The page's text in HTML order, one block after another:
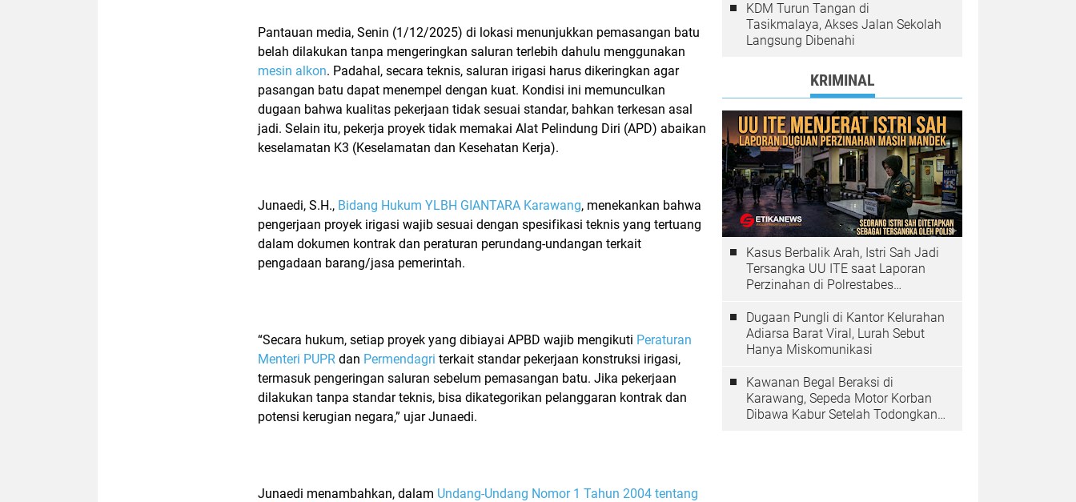
Pantauan media, Senin (1/12/2025) di lokasi menunjukkan pemasangan batu
belah dilakukan tanpa mengeringkan saluran terlebih dahulu menggunakan
mesin alkon. Padahal, secara teknis, saluran irigasi harus dikeringkan agar
pasangan batu dapat menempel dengan kuat. Kondisi ini memunculkan
dugaan bahwa kualitas pekerjaan tidak sesuai standar, bahkan terkesan asal
jadi. Selain itu, pekerja proyek tidak memakai Alat Pelindung Diri (APD) abaikan
keselamatan K3 (Keselamatan dan Kesehatan Kerja).
Junaedi, S.H., Bidang Hukum YLBH GIANTARA Karawang, menekankan bahwa
pengerjaan proyek irigasi wajib sesuai dengan spesifikasi teknis yang tertuang
dalam dokumen kontrak dan peraturan perundang-undangan terkait
pengadaan barang/jasa pemerintah.
“Secara hukum, setiap proyek yang dibiayai APBD wajib mengikuti Peraturan
Menteri PUPR dan Permendagri terkait standar pekerjaan konstruksi irigasi,
termasuk pengeringan saluran sebelum pemasangan batu. Jika pekerjaan
dilakukan tanpa standar teknis, bisa dikategorikan pelanggaran kontrak dan
potensi kerugian negara,” ujar Junaedi.
Junaedi menambahkan, dalam Undang-Undang Nomor 1 Tahun 2004 tentang
KDM Turun Tangan di
Tasikmalaya, Akses Jalan Sekolah
Langsung Dibenahi
KRIMINAL
Kasus Berbalik Arah, Istri Sah Jadi
Tersangka UU ITE saat Laporan
Perzinahan di Polrestabes
Dugaan Pungli di Kantor Kelurahan
Adiarsa Barat Viral, Lurah Sebut
Hanya Miskomunikasi
Kawanan Begal Beraksi di
Karawang, Sepeda Motor Korban
Dibawa Kabur Setelah Todongkan